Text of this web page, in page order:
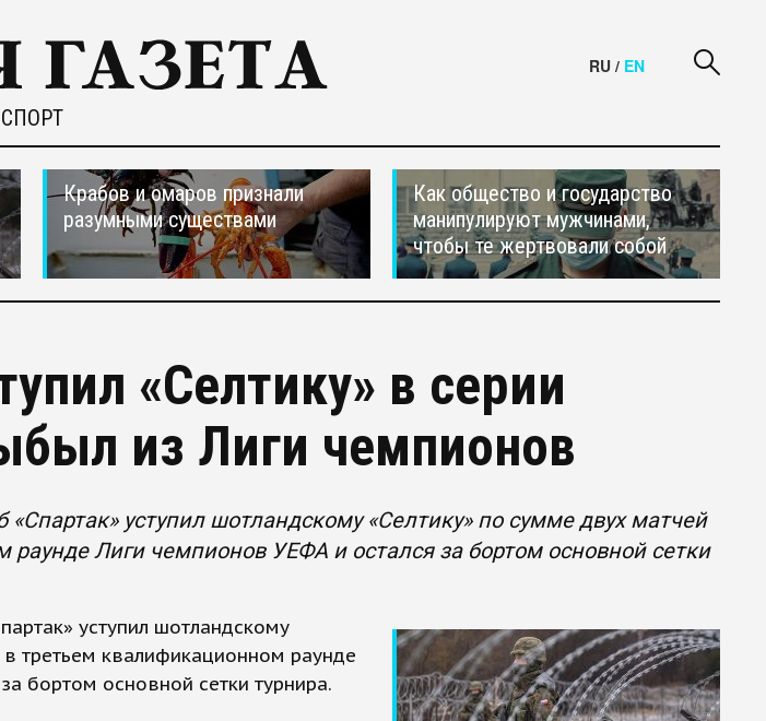
СПОРТ
RU / EN
Крабов и омаров признали
разумными существами
Как общество и государство
манипулируют мужчинами,
чтобы те жертвовали собой
«Селтику» в серии
из Лиги чемпионов
уступил шотландскому «Селтику» по сумме двух матчей
Лиги чемпионов УЕФА и остался за бортом основной сетки
уступил шотландскому
третьем квалификационном раунде
бортом основной сетки турнира.